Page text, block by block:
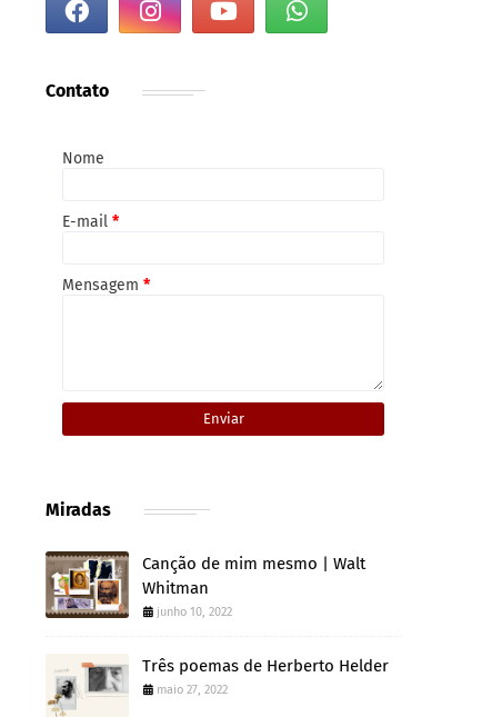
Contato
Nome
E-mail *
Mensagem *
Miradas
Canção de mim mesmo | Walt
Whitman
junho 10, 2022
Três poemas de Herberto Helder
maio 27, 2022